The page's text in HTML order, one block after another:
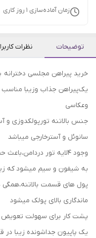
زمان آماده‌سازی 1 روز کاری
توضیحات نظرات
خرید پیراهن مجلسی دخترانه
یک‌پیراهن جذاب و‌زیبا مناسب
و‌عکاسی
سانوئل و آسترخارجی میباشد
وجود 4لایه تور
به شیفون و سیم میشود که
پول های قسمت
ماندگاری بالای پولک میشود
پشت کار برای سهولت
یک پاپیون جداشونده زیبا